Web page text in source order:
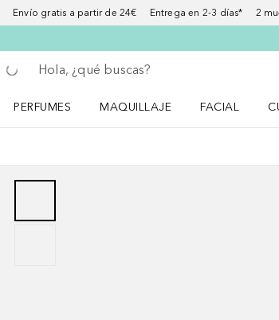
Envío gratis a partir de 24€ Entrega en 2-3 días* 2
Regresar
Ejecutar búsqueda
PERFUMES
MAQUILLAJE
FACIAL